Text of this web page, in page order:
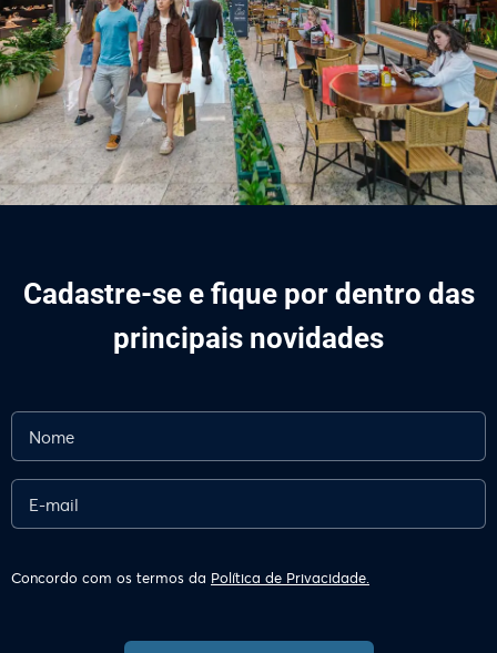
Cadastre-se e fique por dentro das
principais novidades
Concordo com os termos da Política de Privacidade.